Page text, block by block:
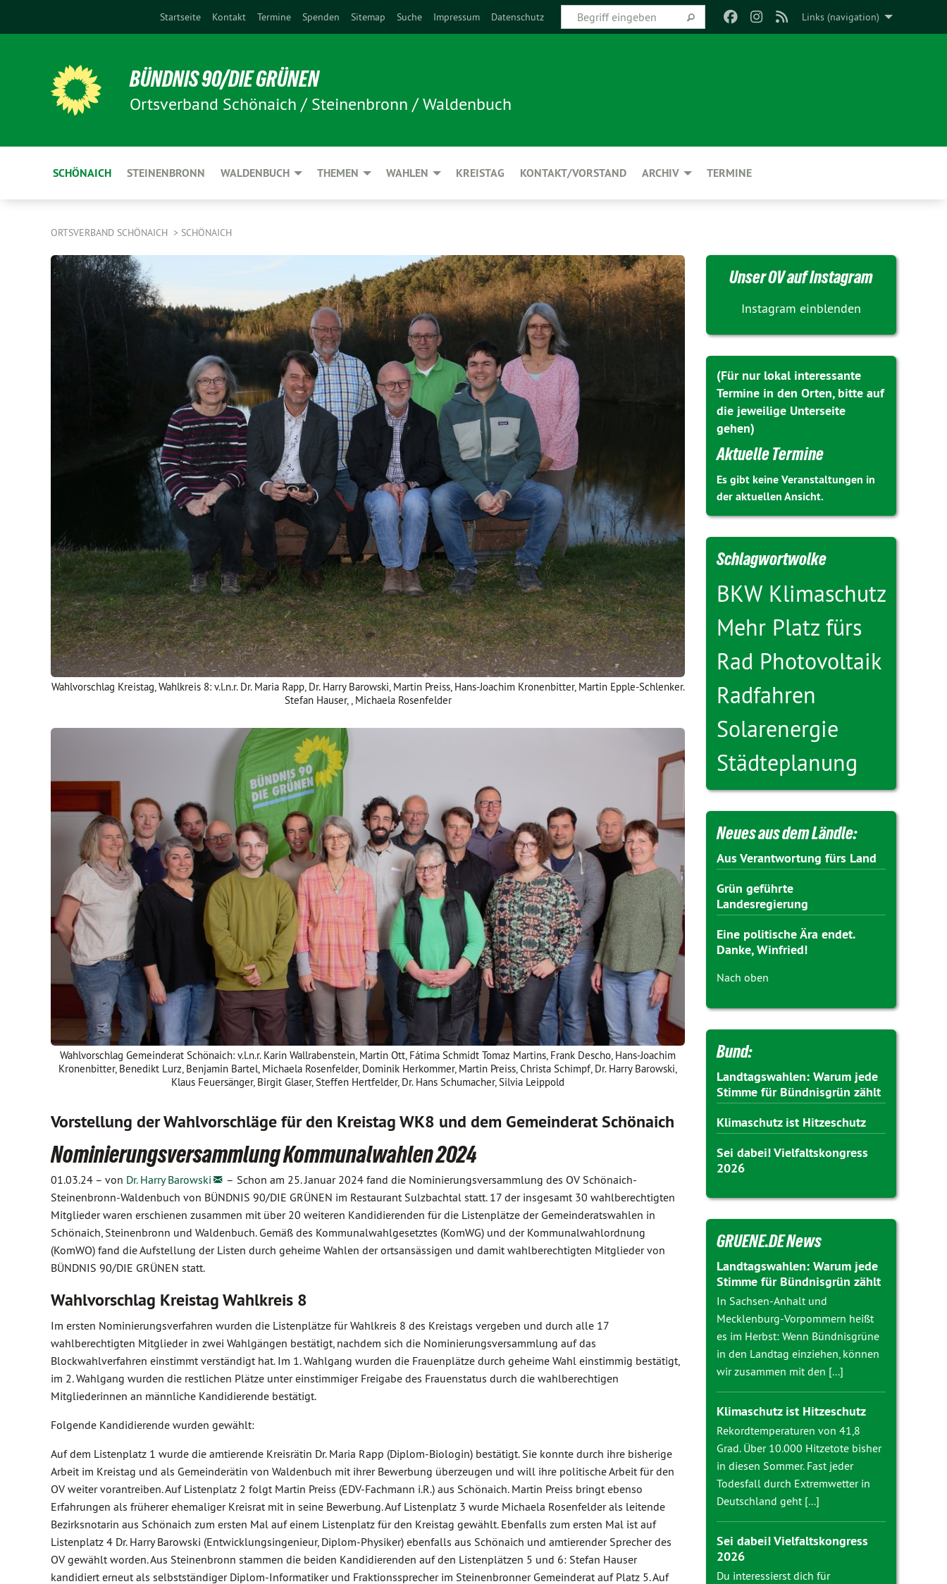
Links (navigation)
Startseite Kontakt Termine Spenden Sitemap Suche Impressum Datenschutz
BÜNDNIS 90/DIE GRÜNEN
Ortsverband Schönaich / Steinenbronn / Waldenbuch
SCHÖNAICH STEINENBRONN WALDENBUCH THEMEN WAHLEN KREISTAG KONTAKT/VORSTAND ARCHIV TERMINE
ORTSVERBAND SCHÖNAICH SCHÖNAICH
Wahlvorschlag Kreistag, Wahlkreis 8: v.l.n.r. Dr. Maria Rapp, Dr. Harry Barowski, Martin Preiss, Hans-Joachim Kronenbitter, Martin Epple-Schlenker.
Stefan Hauser, , Michaela Rosenfelder
Wahlvorschlag Gemeinderat Schönaich: v.l.n.r. Karin Wallrabenstein, Martin Ott, Fátima Schmidt Tomaz Martins, Frank Descho, Hans-Joachim
Kronenbitter, Benedikt Lurz, Benjamin Bartel, Michaela Rosenfelder, Dominik Herkommer, Martin Preiss, Christa Schimpf, Dr. Harry Barowski,
Klaus Feuersänger, Birgit Glaser, Steffen Hertfelder, Dr. Hans Schumacher, Silvia Leippold
Vorstellung der Wahlvorschläge für den Kreistag WK8 und dem Gemeinderat Schönaich
Nominierungsversammlung Kommunalwahlen 2024
01.03.24 – von Dr. Harry Barowski – Schon am 25. Januar 2024 fand die Nominierungsversammlung des OV Schönaich-
Steinenbronn-Waldenbuch von BÜNDNIS 90/DIE GRÜNEN im Restaurant Sulzbachtal statt. 17 der insgesamt 30 wahlberechtigten
Mitglieder waren erschienen zusammen mit über 20 weiteren Kandidierenden für die Listenplätze der Gemeinderatswahlen in
Schönaich, Steinenbronn und Waldenbuch. Gemäß des Kommunalwahlgesetztes (KomWG) und der Kommunalwahlordnung
(KomWO) fand die Aufstellung der Listen durch geheime Wahlen der ortsansässigen und damit wahlberechtigten Mitglieder von
BÜNDNIS 90/DIE GRÜNEN statt.
Wahlvorschlag Kreistag Wahlkreis 8
Im ersten Nominierungsverfahren wurden die Listenplätze für Wahlkreis 8 des Kreistags vergeben und durch alle 17
wahlberechtigten Mitglieder in zwei Wahlgängen bestätigt, nachdem sich die Nominierungsversammlung auf das
Blockwahlverfahren einstimmt verständigt hat. Im 1. Wahlgang wurden die Frauenplätze durch geheime Wahl einstimmig bestätigt,
im 2. Wahlgang wurden die restlichen Plätze unter einstimmiger Freigabe des Frauenstatus durch die wahlberechtigen
Mitgliederinnen an männliche Kandidierende bestätigt.
Folgende Kandidierende wurden gewählt:
Auf dem Listenplatz 1 wurde die amtierende Kreisrätin Dr. Maria Rapp (Diplom-Biologin) bestätigt. Sie konnte durch ihre bisherige
Arbeit im Kreistag und als Gemeinderätin von Waldenbuch mit ihrer Bewerbung überzeugen und will ihre politische Arbeit für den
OV weiter vorantreiben. Auf Listenplatz 2 folgt Martin Preiss (EDV-Fachmann i.R.) aus Schönaich. Martin Preiss bringt ebenso
Erfahrungen als früherer ehemaliger Kreisrat mit in seine Bewerbung. Auf Listenplatz 3 wurde Michaela Rosenfelder als leitende
Bezirksnotarin aus Schönaich zum ersten Mal auf einem Listenplatz für den Kreistag gewählt. Ebenfalls zum ersten Mal ist auf
Listenplatz 4 Dr. Harry Barowski (Entwicklungsingenieur, Diplom-Physiker) ebenfalls aus Schönaich und amtierender Sprecher des
OV gewählt worden. Aus Steinenbronn stammen die beiden Kandidierenden auf den Listenplätzen 5 und 6: Stefan Hauser
kandidiert erneut als selbstständiger Diplom-Informatiker und Fraktionssprecher im Steinenbronner Gemeinderat auf Platz 5. Auf
Unser OV auf Instagram
Instagram einblenden
(Für nur lokal interessante
Termine in den Orten, bitte auf
die jeweilige Unterseite
gehen)
Aktuelle Termine
Es gibt keine Veranstaltungen in
der aktuellen Ansicht.
Schlagwortwolke
BKW Klimaschutz
Mehr Platz fürs
Rad Photovoltaik
Radfahren
Solarenergie
Städteplanung
Neues aus dem Ländle:
Aus Verantwortung fürs Land
Grün geführte
Landesregierung
Eine politische Ära endet.
Danke, Winfried!
Nach oben
Bund:
Landtagswahlen: Warum jede
Stimme für Bündnisgrün zählt
Klimaschutz ist Hitzeschutz
Sei dabei! Vielfaltskongress
2026
GRUENE.DE News
Landtagswahlen: Warum jede
Stimme für Bündnisgrün zählt
In Sachsen-Anhalt und
Mecklenburg-Vorpommern heißt
es im Herbst: Wenn Bündnisgrüne
in den Landtag einziehen, können
wir zusammen mit den [...]
Klimaschutz ist Hitzeschutz
Rekordtemperaturen von 41,8
Grad. Über 10.000 Hitzetote bisher
in diesen Sommer. Fast jeder
Todesfall durch Extremwetter in
Deutschland geht [...]
Sei dabei! Vielfaltskongress
2026
Du interessierst dich für